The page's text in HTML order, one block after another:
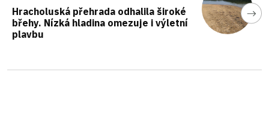
Hracholuská přehrada odhalila široké
břehy. Nízká hladina omezuje i výletní
plavbu